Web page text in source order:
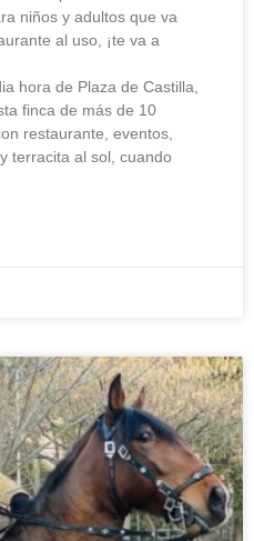
niños y adultos que va
al uso, ¡te va a
hora de Plaza de Castilla,
finca de más de 10
restaurante, eventos,
terracita al sol, cuando